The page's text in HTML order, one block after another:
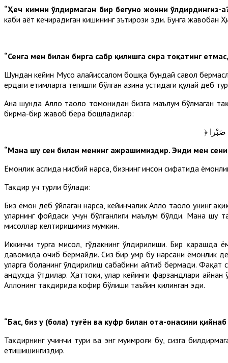
“Ҳеч кимни ўлдирмаган бир бегуноҳ жонни ўлдирдингиз-
каби ҳаёт кечирадиган кишининг эътирози эди. Бунга жавобан
“Сенга мен билан бирга сабр қилишга сира тоқатинг
Шундан кейин Мусо алайҳиссалом бошқа бундай савол
ердаги етимларга тегишли бўлган ҳазина устидаги қулай деб
Ана шунда Аллоҳ таоло томонидан бизга маълум бўлмаган
бирма-бир жавоб бера бошладилар:
صَبْرا
“Мана шу сен билан менинг ажрашимиздир. Энди мен сени
Ёмонлик аслида нисбий нарса, бизнинг инсон сифатида
Тақдир уч турли бўлади:
Биз ёмон деб ўйлаган нарса, кейинчалик Аллоҳ таоло унинг
уларнинг фойдаси учун бўлганлиги маълум бўлди. Мана шу
мисоллар келтиришимиз мумкин.
Иккинчи турга мисол, гўдакнинг ўлдирилиши. Бир қарашда
давомида очиб бермайди. Сиз бир умр бу нарсани ёмонлик
уларга боланинг ўлдирилиш сабабини айтиб бермади.
андухда ўтдилар. Ҳаттоки, улар кейинги фарзандлари айнан
Аллоҳнинг тақдирида кофир бўлиши таъйин қилинган эди.
“Бас, биз у (бола) туғён ва куфр билан ота-онасини
Тақдирнинг учинчи тури ва энг муҳимроғи бу, сизга
етишишингиздир.